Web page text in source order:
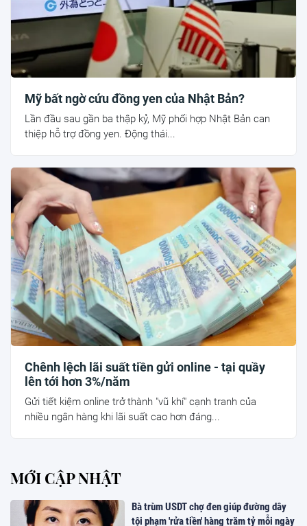
Mỹ bất ngờ cứu đồng yen của Nhật Bản?
Lần đầu sau gần ba thập kỷ, Mỹ phối hợp Nhật Bản can
thiệp hỗ trợ đồng yen. Động thái...
Chênh lệch lãi suất tiền gửi online - tại quầy
lên tới hơn 3%/năm
Gửi tiết kiệm online trở thành "vũ khí" cạnh tranh của
nhiều ngân hàng khi lãi suất cao hơn đáng...
MỚI CẬP NHẬT
Bà trùm USDT chợ đen giúp đường dây
tội phạm 'rửa tiền' hàng trăm tỷ mỗi ngày